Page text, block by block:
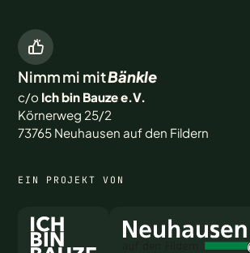
Nimm mi mitBänkle
c/o Ich bin Bauze e.V.
Körnerweg 25/2
73765 Neuhausen auf den Fildern
EIN PROJEKT VON